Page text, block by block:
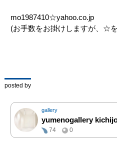
mo1987410☆yahoo.co.jp
(お手数をお掛けしますが、☆
posted by
gallery
yumenogallery
74
0